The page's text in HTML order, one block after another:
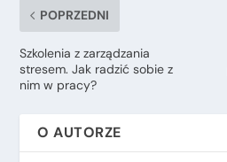
POPRZEDNI
Szkolenia z zarządzania
stresem. Jak radzić sobie z
nim w pracy?
O AUTORZE